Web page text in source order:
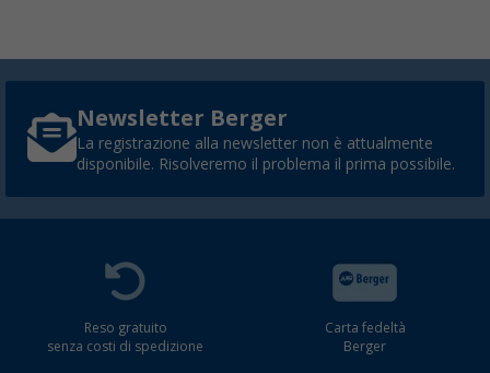
Newsletter Berger
La registrazione alla newsletter non è attualmente
disponibile. Risolveremo il problema il prima possibile.
Reso gratuito
senza costi di spedizione
Carta fedeltà
Berger